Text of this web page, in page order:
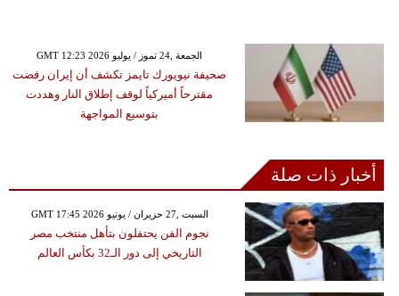
GMT 12:23 2026 الجمعة ,24 تموز / يوليو
صحيفة نيويورك تايمز تكشف أن إيران رفضت
مقترحاً أميركياً لوقف إطلاق النار وهددت
بتوسيع المواجهة
أخبار ذات صلة
GMT 17:45 2026 السبت ,27 حزيران / يونيو
نجوم الفن يحتفلون بتأهل منتخب مصر
التاريخي إلى دور الـ32 بكأس العالم